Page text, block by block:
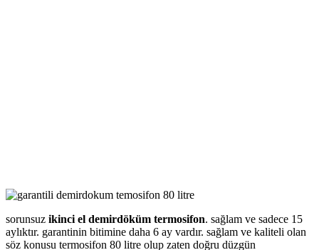
sorunsuz ikinci el demirdöküm termosifon. sağlam ve sadece 15
aylıktır. garantinin bitimine daha 6 ay vardır. sağlam ve kaliteli olan
söz konusu termosifon 80 litre olup zaten doğru düzgün